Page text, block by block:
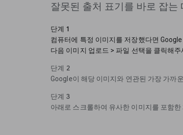
잘못된 출처 표기를 바로 잡는
단계 1
컴퓨터에 특정 이미지를 저장했다면
다음 이미지 업로드 > 파일 선택을 클릭해주
단계 2
Google이 해당 이미지와 연관된 가장 가까
단계 3
아래로 스크롤하여 유사한 이미지를 포함